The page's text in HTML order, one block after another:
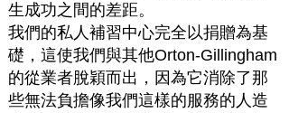
生成功之間的差距。
我們的私人補習中心完全以捐贈為基
礎，這使我們與其他Orton-Gillingham
的從業者脫穎而出，因為它消除了那
些無法負擔像我們這樣的服務的人造